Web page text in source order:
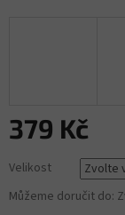
379 Kč
cena:
Velikost
Můžeme doručit do: